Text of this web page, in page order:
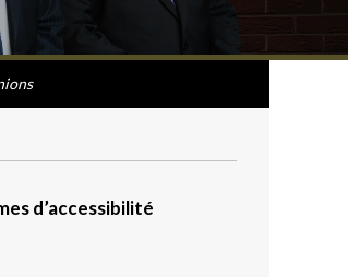
d’accessibilité